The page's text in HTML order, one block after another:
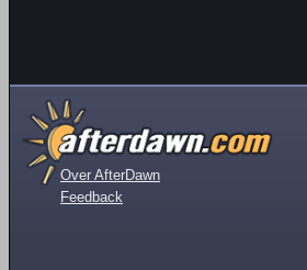
Over AfterDawn
Feedback